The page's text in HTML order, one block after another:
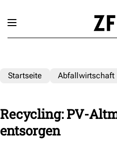
Startseite Abfallwirtschaft
Recycling: PV-
entsorgen